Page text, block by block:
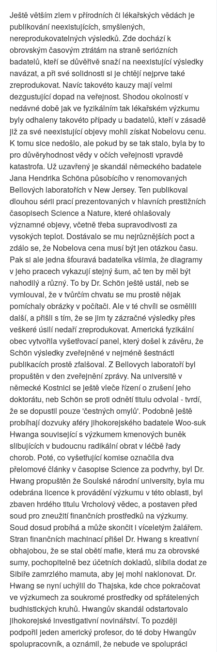
Ještě větším zlem v přírodních či lékařských vědách je
publikování neexistujících, smyšlených,
nereprodukovatelných výsledků. Zde dochází k
obrovským časovým ztrátám na straně seriózních
badatelů, kteří se důvěřivě snaží na neexistující výsledky
navázat, a při své solidnosti si je chtějí nejprve také
zreprodukovat. Navíc takovéto kauzy mají velmi
dezgustující dopad na veřejnost. Shodou okolností v
nedávné době jak ve fyzikálním tak lékařském výzkumu
byly odhaleny takovéto případy u badatelů, kteří v zásadě
již za své neexistující objevy mohli získat Nobelovu cenu.
K tomu sice nedošlo, ale pokud by se tak stalo, byla by to
pro důvěryhodnost vědy v očích veřejnosti vpravdě
katastrofa. Už uzavřený je skandál německého badatele
Jana Hendrika Schöna působícího v renomovaných
Bellových laboratořích v New Jersey. Ten publikoval
dlouhou sérii prací prezentovaných v hlavních prestižních
časopisech Science a Nature, které ohlašovaly
významné objevy, včetně třeba supravodivosti za
vysokých teplot. Dostávalo se mu nejrůznějších poct a
zdálo se, že Nobelova cena musí být jen otázkou času.
Pak si ale jedna šťouravá badatelka všimla, že diagramy
v jeho pracech vykazují stejný šum, ač ten by měl být
nahodilý a různý. To by Dr. Schön ještě ustál, neb se
vymlouval, že v tvůrčím chvatu se mu prostě nějak
pomíchaly obrázky v počítači. Ale v té chvíli se osmělili
další, a přišli s tím, že se jim ty zázračné výsledky přes
veškeré úsilí nedaří zreprodukovat. Americká fyzikální
obec vytvořila vyšetřovací panel, který došel k závěru, že
Schön výsledky zveřejněné v nejméně šestnácti
publikacích prostě zfalšoval. Z Bellovych laboratoří byl
propuštěn v den zveřejnění zprávy. Na universitě v
německé Kostnici se ještě vleče řízení o zrušení jeho
doktorátu, neb Schön se proti odnětí titulu odvolal - tvrdí,
že se dopustil pouze 'čestných omylů'. Podobně ještě
probíhají dozvuky aféry jihokorejského badatele Woo-suk
Hwanga související s výzkumem kmenových buněk
slibujících v budoucnu radikální obrat v léčbě řady
chorob. Poté, co vyšetřující komise označila dva
přelomové články v časopise Science za podvrhy, byl Dr.
Hwang propuštěn že Soulské národní university, byla mu
odebrána licence k provádění výzkumu v této oblasti, byl
zbaven hrdého titulu Vrcholový vědec, a postaven před
soud pro zneužití finančních prostředků na výzkumy.
Soud dosud probíhá a může skončit i víceletým žalářem.
Stran finančních machinací přišel Dr. Hwang s kreativní
obhajobou, že se stal obětí mafie, která mu za obrovské
sumy, pochopitelně bez účetních dokladů, slíbila dodat ze
Sibiře zamrzlého mamuta, aby jej mohl naklonovat. Dr.
Hwang se nyní uchýlil do Thajska, kde chce pokračovat
ve výzkumech za soukromé prostředky od spřátelených
budhistických kruhů. Hwangův skandál odstartovalo
jihokorejské investigativní novinářství. To později
podpořil jeden americký profesor, do té doby Hwangův
spolupracovník, a oznámil, že nebude ve spolupráci